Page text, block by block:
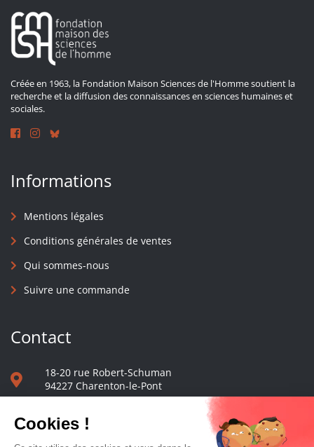
Créée en 1963, la Fondation Maison Sciences de l'Homme soutient la
recherche et la diffusion des connaissances en sciences humaines et
sociales.
Informations
Mentions légales
Conditions générales de ventes
Qui sommes-nous
Suivre une commande
Contact
18-20 rue Robert-Schuman
94227 Charenton-le-Pont